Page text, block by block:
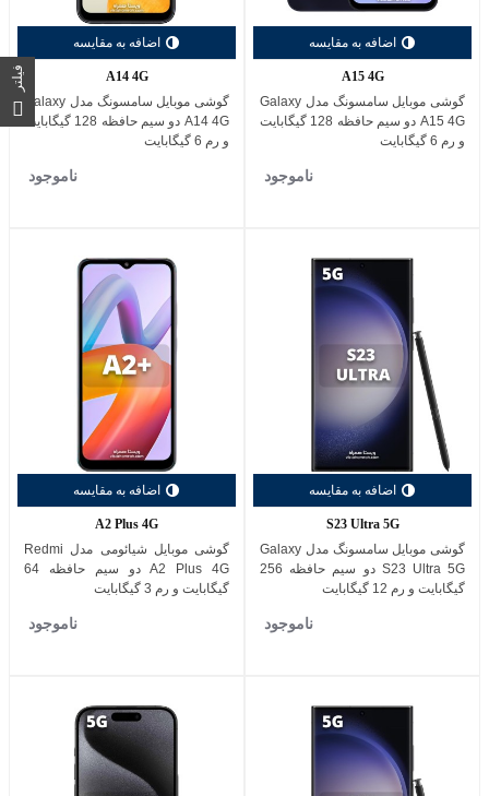
اضافه به مقایسه
A15 4G
گوشی موبایل سامسونگ مدل Galaxy
A15 4G دو سیم حافظه 128 گیگابایت
و رم 6 گیگابایت
ناموجود
اضافه به مقایسه
A14 4G
گوشی موبایل سامسونگ مدل Galaxy
A14 4G دو سیم حافظه 128 گیگابایت
و رم 6 گیگابایت
ناموجود
اضافه به مقایسه
S23 Ultra 5G
گوشی موبایل سامسونگ مدل Galaxy
S23 Ultra 5G دو سیم حافظه 256
گیگابایت و رم 12 گیگابایت
ناموجود
اضافه به مقایسه
A2 Plus 4G
گوشی موبایل شیائومی مدل Redmi
A2 Plus 4G دو سیم حافظه 64
گیگابایت و رم 3 گیگابایت
ناموجود
فیلتر